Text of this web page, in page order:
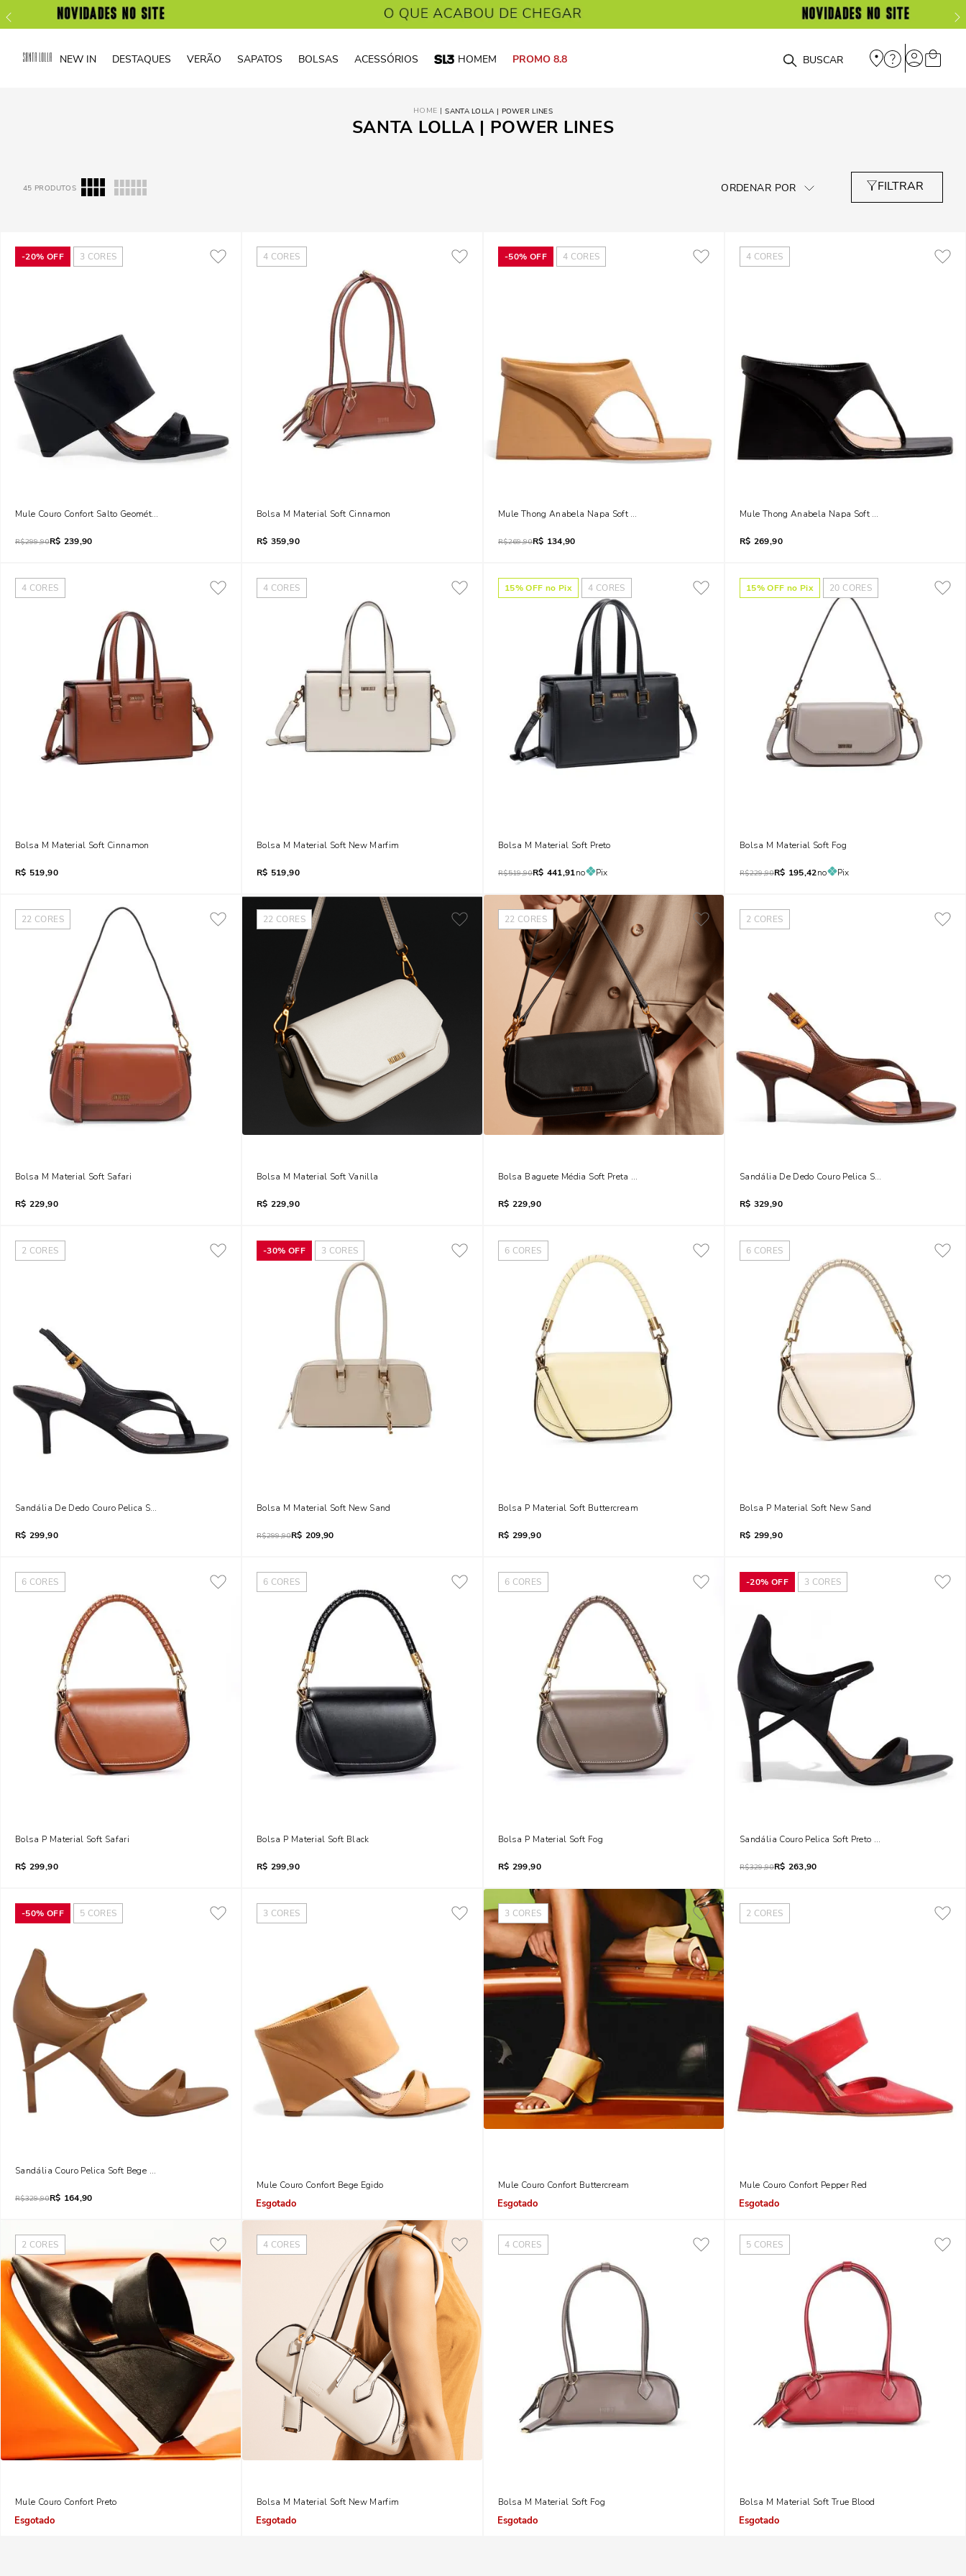
NEW IN DESTAQUES VERÃO SAPATOS BOLSAS ACESSÓRIOS HOMEM PROMO 8.8 O que você está procurando?
SANTA LOLLA | POWER LINES
SANTA LOLLA | POWER LINES
45 PRODUTOS
-20% OFF 3 CORES
Mule Couro Confort Salto Geométrico Preto
R$299,90R$ 239,90
4 CORES
Bolsa M Material Soft Cinnamon
R$ 359,90
-50% OFF 4 CORES
Mule Thong Anabela Napa Soft Bico Quadrado Bege
R$269,90R$ 134,90
4 CORES
Mule Thong Anabela Napa Soft Bico Quadrado Preto
R$ 269,90
4 CORES
Bolsa M Material Soft Cinnamon
R$ 519,90
4 CORES
Bolsa M Material Soft New Marfim
R$ 519,90
15% OFF no Pix 4 CORES
Bolsa M Material Soft Preto
R$519,90R$ 441,91no Pix
15% OFF no Pix 20 CORES
Bolsa M Material Soft Fog
R$229,90R$ 195,42no Pix
22 CORES
Bolsa M Material Soft Safari
R$ 229,90
22 CORES
Bolsa M Material Soft Vanilla
R$ 229,90
22 CORES
Bolsa Baguete Média Soft Preta Alça Ombro
R$ 229,90
2 CORES
Sandália De Dedo Couro Pelica Soft Marrom
R$ 329,90
2 CORES
Sandália De Dedo Couro Pelica Soft Preto Salto Fino
R$ 299,90
-30% OFF 3 CORES
Bolsa M Material Soft New Sand
R$299,90R$ 209,90
6 CORES
Bolsa P Material Soft Buttercream
R$ 299,90
6 CORES
Bolsa P Material Soft New Sand
R$ 299,90
6 CORES
Bolsa P Material Soft Safari
R$ 299,90
6 CORES
Bolsa P Material Soft Black
R$ 299,90
6 CORES
Bolsa P Material Soft Fog
R$ 299,90
-20% OFF 3 CORES
Sandália Couro Pelica Soft Preto Salto Alto Fino
R$329,90R$ 263,90
-50% OFF 5 CORES
Sandália Couro Pelica Soft Bege Salto Alto Fino
R$329,90R$ 164,90
3 CORES
Mule Couro Confort Bege Egido
Indisponível
3 CORES
Mule Couro Confort Buttercream
Indisponível
2 CORES
Mule Couro Confort Pepper Red
Indisponível
2 CORES
Mule Couro Confort Preto
Indisponível
4 CORES
Bolsa M Material Soft New Marfim
Indisponível
4 CORES
Bolsa M Material Soft Fog
Indisponível
5 CORES
Bolsa M Material Soft True Blood
Indisponível